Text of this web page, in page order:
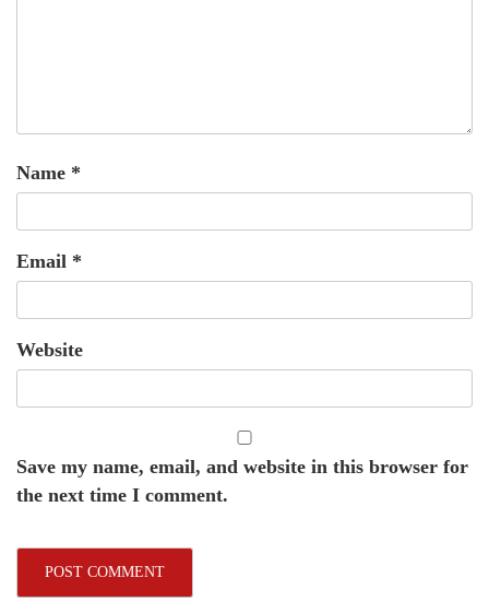
Name *
Email *
Website
Save my name, email, and website in this browser for
the next time I comment.